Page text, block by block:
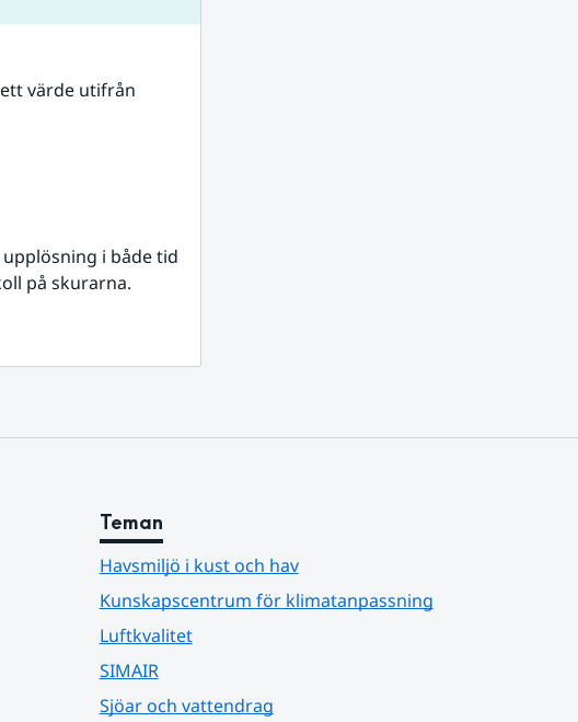
värde utifrån
i både tid
på skurarna.
Teman
Havsmiljö i kust och hav
Kunskapscentrum för klimatanpassning
Luftkvalitet
SIMAIR
Sjöar och vattendrag